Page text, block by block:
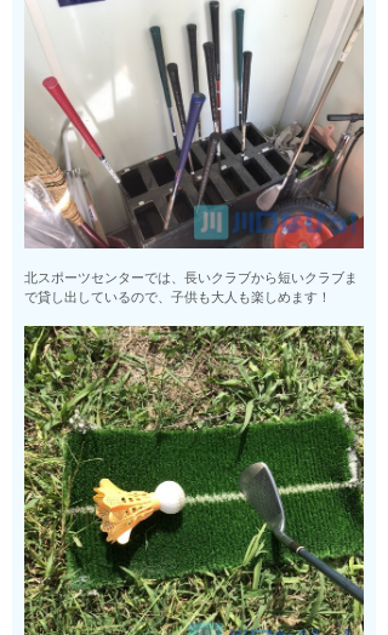
北スポーツセンターでは、長いクラブから短いクラブま
で貸し出しているので、子供も大人も楽しめます！